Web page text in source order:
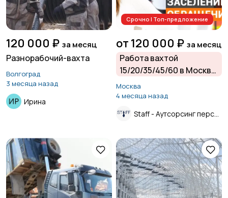
120 000 ₽ за месяц
Разнорабочий-вахта
Волгоград
3 месяца назад
Ирина
Срочно | Топ-предложение
от 120 000 ₽ за месяц
Работа вахтой
15/20/35/45/60 в Москве
и Московской области
от прямого
Москва
4 месяца назад